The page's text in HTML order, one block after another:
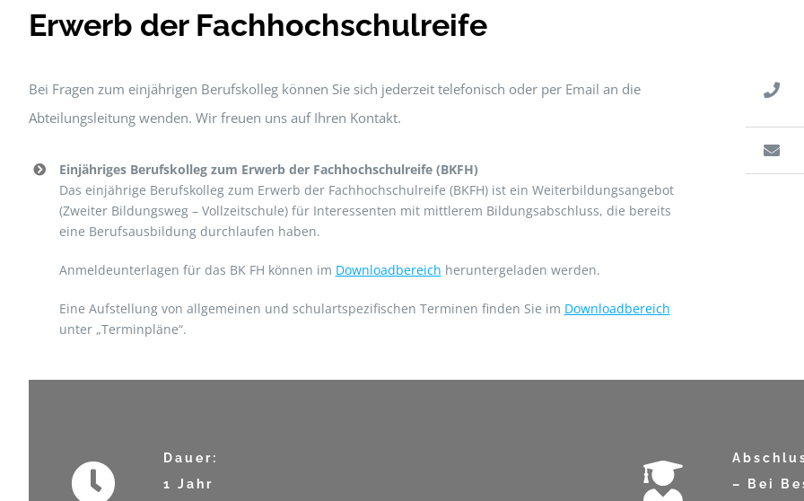
Erwerb der Fachhochschulreife
Bei Fragen zum einjährigen Berufskolleg können Sie sich jederzeit telefonisch oder per Email an die
Abteilungsleitung wenden. Wir freuen uns auf Ihren Kontakt.
Einjähriges Berufskolleg zum Erwerb der Fachhochschulreife (BKFH)
Das einjährige Berufskolleg zum Erwerb der Fachhochschulreife (BKFH) ist ein Weiterbildungsangebot
(Zweiter Bildungsweg – Vollzeitschule) für Interessenten mit mittlerem Bildungsabschluss, die bereits
eine Berufsausbildung durchlaufen haben.
Anmeldeunterlagen für das BK FH können im Downloadbereich heruntergeladen werden.
Eine Aufstellung von allgemeinen und schulartspezifischen Terminen finden Sie im Downloadbereich
unter „Terminpläne“.
Dauer:
1 Jahr
– Bei